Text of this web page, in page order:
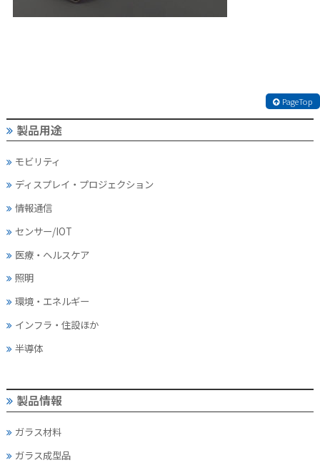
PageTop
製品用途
モビリティ
ディスプレイ・ プロジェクション
情報通信
センサー/IOT
医療・ヘルスケア
照明
環境・エネルギー
インフラ・住設ほか
半導体
製品情報
ガラス材料
ガラス成型品